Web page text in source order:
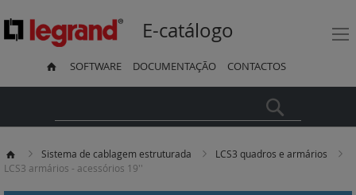
E-catálogo
SOFTWARE DOCUMENTAÇÃO CONTACTOS
Sistema de cablagem estruturada
LCS3 quadros e armários
LCS3 armários - acessórios 19''